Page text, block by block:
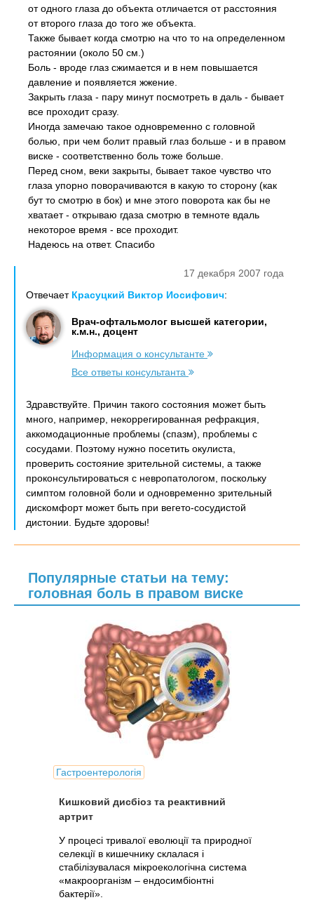
от одного глаза до объекта отличается от расстояния
от второго глаза до того же объекта.
Также бывает когда смотрю на что то на определенном
растоянии (около 50 см.)
Боль - вроде глаз сжимается и в нем повышается
давление и появляется жжение.
Закрыть глаза - пару минут посмотреть в даль - бывает
все проходит сразу.
Иногда замечаю такое одновременно с головной
болью, при чем болит правый глаз больше - и в правом
виске - соответственно боль тоже больше.
Перед сном, веки закрыты, бывает такое чувство что
глаза упорно поворачиваются в какую то сторону (как
бут то смотрю в бок) и мне этого поворота как бы не
хватает - открываю гдаза смотрю в темноте вдаль
некоторое время - все проходит.
Надеюсь на ответ. Спасибо
17 декабря 2007 года
Отвечает Красуцкий Виктор Иосифович:
Врач-офтальмолог высшей категории,
к.м.н., доцент
Информация о консультанте
Все ответы консультанта
Здравствуйте. Причин такого состояния может быть
много, например, некоррегированная рефракция,
аккомодационные проблемы (спазм), проблемы с
сосудами. Поэтому нужно посетить окулиста,
проверить состояние зрительной системы, а также
проконсультироваться с невропатологом, поскольку
симптом головной боли и одновременно зрительный
дискомфорт может быть при вегето-сосудистой
дистонии. Будьте здоровы!
Популярные статьи на тему:
головная боль в правом виске
Гастроентерологія
Кишковий дисбіоз та реактивний
артрит
У процесі тривалої еволюції та природної
селекції в кишечнику склалася і
стабілізувалася мікроекологічна система
«макроорганізм – ендосимбіонтні
бактерії».